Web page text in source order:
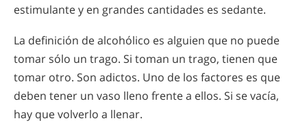
estimulante y en grandes cantidades es sedante.
La definición de alcohólico es alguien que no puede
tomar sólo un trago. Si toman un trago, tienen que
tomar otro. Son adictos. Uno de los factores es que
deben tener un vaso lleno frente a ellos. Si se vacía,
hay que volverlo a llenar.